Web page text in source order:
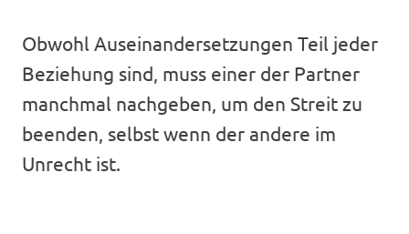
Obwohl Auseinandersetzungen Teil jeder
Beziehung sind, muss einer der Partner
manchmal nachgeben, um den Streit zu
beenden, selbst wenn der andere im
Unrecht ist.